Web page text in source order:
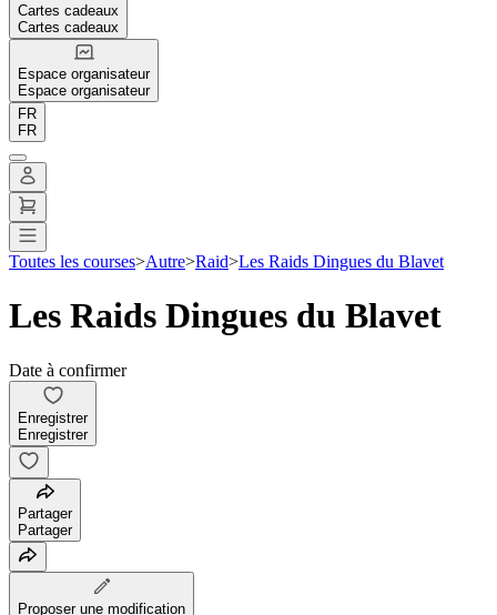
Cartes cadeaux
Cartes cadeaux
Espace organisateur
Espace organisateur
FR
FR
Toutes les courses>Autre>Raid>Les Raids Dingues du Blavet
Les Raids Dingues du Blavet
Date à confirmer
Enregistrer
Enregistrer
Partager
Partager
Proposer une modification